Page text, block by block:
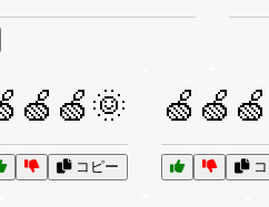
コピー コ